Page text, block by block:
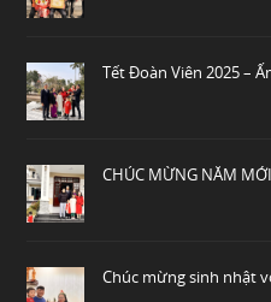
Tết Đoàn Viên 2025 –
CHÚC MỪNG NĂM
Chúc mừng sinh nhật